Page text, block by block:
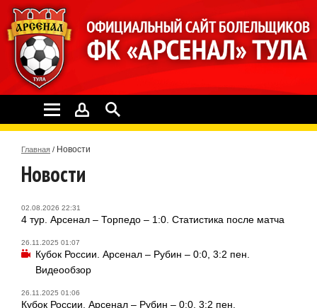
Главная / Новости
Новости
02.08.2026 22:31
4 тур. Арсенал – Торпедо – 1:0. Статистика после матча
26.11.2025 01:07
Кубок России. Арсенал – Рубин – 0:0, 3:2 пен.
Видеообзор
26.11.2025 01:06
Кубок России. Арсенал – Рубин – 0:0, 3:2 пен.